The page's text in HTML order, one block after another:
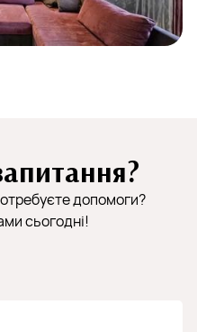
допомоги?
сьогодні!